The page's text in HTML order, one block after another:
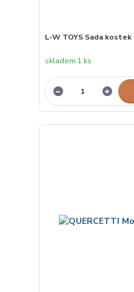
L-W TOYS Sada kostek
skladem 1 ks